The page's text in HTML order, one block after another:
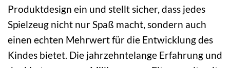
Produktdesign ein und stellt sicher, dass jedes
Spielzeug nicht nur Spaß macht, sondern auch
einen echten Mehrwert für die Entwicklung des
Kindes bietet. Die jahrzehntelange Erfahrung und